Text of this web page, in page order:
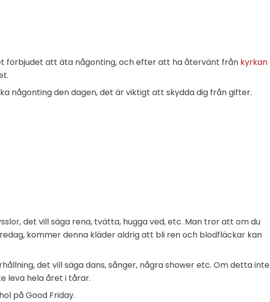
förbjudet att äta någonting, och efter att ha återvänt från kyrkan
någonting den dagen, det är viktigt att skydda dig från gifter.
det vill säga rena, tvätta, hugga ved, etc. Man tror att om du
kommer denna kläder aldrig att bli ren och blodfläckar kan
det vill säga dans, sånger, några shower etc. Om detta inte
leva hela året i tårar.
på Good Friday.